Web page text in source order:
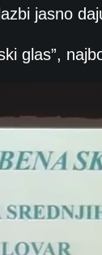
jasno
glas”,